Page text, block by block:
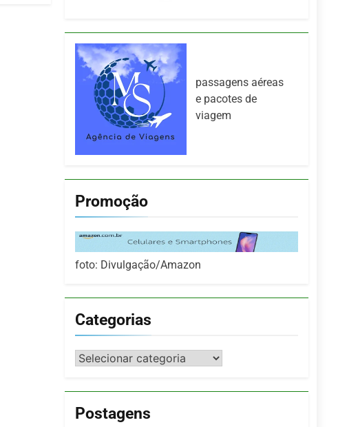
passagens aéreas
e pacotes de
viagem
Promoção
foto: Divulgação/Amazon
Categorias
Categorias
Postagens